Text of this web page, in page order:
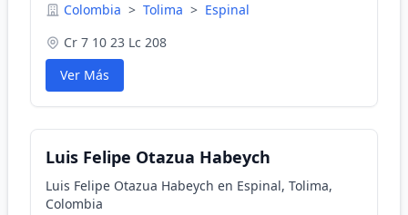
Colombia > Tolima > Espinal
Cr 7 10 23 Lc 208
Ver Más
Luis Felipe Otazua Habeych
Luis Felipe Otazua Habeych en Espinal, Tolima,
Colombia